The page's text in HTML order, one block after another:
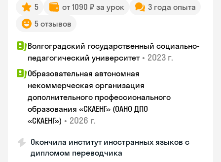
5 от 1090 ₽ за урок
3 года опыта
5 отзывов
Волгоградский государственный социально-
педагогический университет • 2023 г.
Образовательная автономная
некоммерческая организация
дополнительного профессионального
образования «СКАЕНГ» (ОАНО ДПО
«СКАЕНГ») • 2026 г.
Окончила институт иностранных языков с
дипломом переводчика